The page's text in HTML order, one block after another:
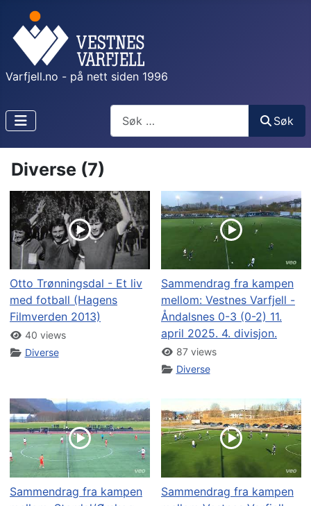
Varfjell.no - på nett siden 1996
Søk
Diverse (7)
Otto Trønningsdal - Et liv
med fotball (Hagens
Filmverden 2013)
40 views
Diverse
Sammendrag fra kampen
mellom: Vestnes Varfjell -
Åndalsnes 0-3 (0-2) 11.
april 2025. 4. divisjon.
87 views
Diverse
Sammendrag fra kampen
Sammendrag fra kampen